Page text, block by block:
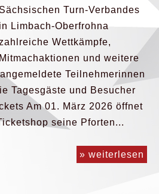
Sächsischen Turn-Verbandes
in Limbach-Oberfrohna
Wettkämpfe,
Mitmachaktionen und weitere
Teilnehmerinnen
Tagesgäste und Besucher
Am 01. März 2026 öffnet
seine Pforten...
» weiterlesen